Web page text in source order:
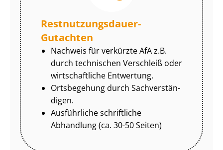
Rest­nut­zungs­dau­er-
Gutachten
Nachweis für verkürzte AfA z.B.
durch technischen Verschleiß oder
wirtschaftliche Entwertung.
Ortsbegehung durch Sach­ver­stän­
di­gen.
Ausführliche schriftliche
Abhandlung (ca. 30-50 Seiten)